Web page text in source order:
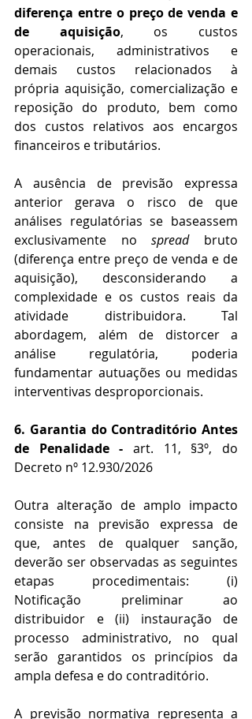
diferença entre o preço de venda e
de aquisição, os custos
operacionais, administrativos e
demais custos relacionados à
própria aquisição, comercialização e
reposição do produto, bem como
dos custos relativos aos encargos
financeiros e tributários.
A ausência de previsão expressa
anterior gerava o risco de que
análises regulatórias se baseassem
exclusivamente no spread bruto
(diferença entre preço de venda e de
aquisição), desconsiderando a
complexidade e os custos reais da
atividade distribuidora. Tal
abordagem, além de distorcer a
análise regulatória, poderia
fundamentar autuações ou medidas
interventivas desproporcionais.
6. Garantia do Contraditório Antes
de Penalidade - art. 11, §3º, do
Decreto nº 12.930/2026
Outra alteração de amplo impacto
consiste na previsão expressa de
que, antes de qualquer sanção,
deverão ser observadas as seguintes
etapas procedimentais: (i)
Notificação preliminar ao
distribuidor e (ii) instauração de
processo administrativo, no qual
serão garantidos os princípios da
ampla defesa e do contraditório.
A previsão normativa representa a